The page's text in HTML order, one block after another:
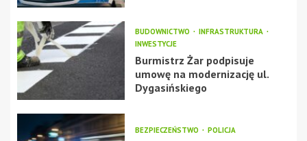
BUDOWNICTWO
INFRASTRUKTURA
INWESTYCJE
Burmistrz Żar podpisuje
umowę na modernizację ul.
Dygasińskiego
BEZPIECZEŃSTWO POLICJA